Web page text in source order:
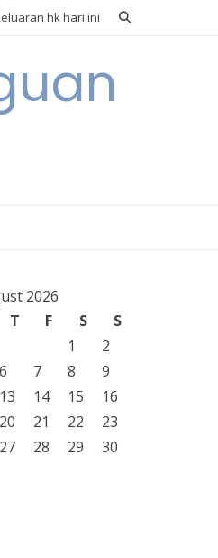
hk hari ini
2026
T F S
S
1
2
6 7 8
9
13 14 15
16
20 21 22
23
27 28 29
30